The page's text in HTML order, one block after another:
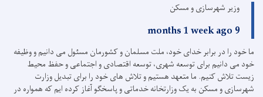
وزیر شهرسازی و مسکن
9 months 1 week ago
ما خود را در برابر خدای خود، ملت مسلمان و کشورمان مسئول می دانیم و وظیفه
خود می دانیم برای توسعه شهری، توسعه اقتصادی و اجتماعی و حفظ محیط
زیست تلاش کنیم. ما متعهد هستیم و تلاش های خود را برای تبدیل وزارت
شهرسازی و مسکن به یک وزارتخانه خدماتی و پاسخگو آغاز کرده ایم که همواره در